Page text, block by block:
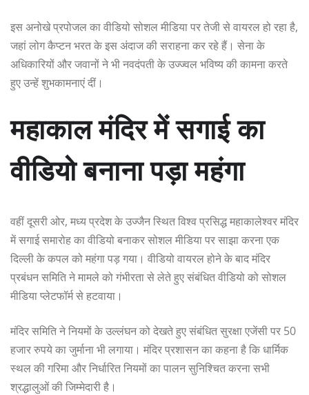
इस अनोखे प्रपोजल का वीडियो सोशल मीडिया पर तेजी से वायरल हो रहा है,
जहां लोग कैप्टन भरत के इस अंदाज की सराहना कर रहे हैं। सेना के
अधिकारियों और जवानों ने भी नवदंपती के उज्ज्वल भविष्य की कामना करते
हुए उन्हें शुभकामनाएं दीं।
महाकाल मंदिर में सगाई का
वीडियो बनाना पड़ा महंगा
वहीं दूसरी ओर, मध्य प्रदेश के उज्जैन स्थित विश्व प्रसिद्ध महाकालेश्वर मंदिर
में सगाई समारोह का वीडियो बनाकर सोशल मीडिया पर साझा करना एक
दिल्ली के कपल को महंगा पड़ गया। वीडियो वायरल होने के बाद मंदिर
प्रबंधन समिति ने मामले को गंभीरता से लेते हुए संबंधित वीडियो को सोशल
मीडिया प्लेटफॉर्म से हटवाया।
मंदिर समिति ने नियमों के उल्लंघन को देखते हुए संबंधित सुरक्षा एजेंसी पर 50
हजार रुपये का जुर्माना भी लगाया। मंदिर प्रशासन का कहना है कि धार्मिक
स्थल की गरिमा और निर्धारित नियमों का पालन सुनिश्चित करना सभी
श्रद्धालुओं की जिम्मेदारी है।